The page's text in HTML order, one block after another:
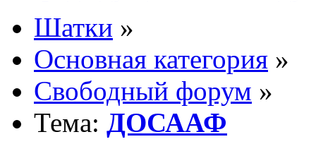
Шатки »
Основная категория »
Свободный форум »
Тема: ДОСААФ